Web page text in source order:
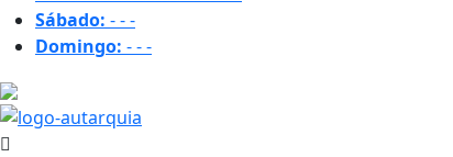
Sábado: ---
Domingo: ---